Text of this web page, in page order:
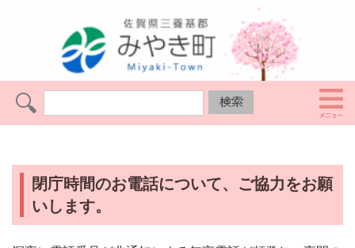
閉庁時間のお電話について、ご協力をお願
いします。